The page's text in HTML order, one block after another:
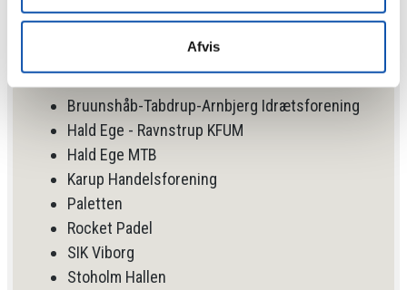
Afvis
borgerforeninger støtter vi p.t.:
Alhedens Idræts- og Kulturcenter
Bruunshåb-Tabdrup-Arnbjerg Idrætsforening
Hald Ege - Ravnstrup KFUM
Hald Ege MTB
Karup Handelsforening
Paletten
Rocket Padel
SIK Viborg
Stoholm Hallen